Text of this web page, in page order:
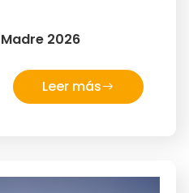
2026
Leer más